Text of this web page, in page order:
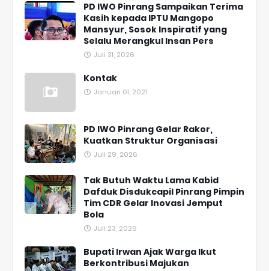
PD IWO Pinrang Sampaikan Terima
Kasih kepada IPTU Mangopo
Mansyur, Sosok Inspiratif yang
Selalu Merangkul Insan Pers
Juli 31, 2026
Kontak
Januari 01, 2021
PD IWO Pinrang Gelar Rakor,
Kuatkan Struktur Organisasi
Juli 29, 2026
Tak Butuh Waktu Lama Kabid
Dafduk Disdukcapil Pinrang Pimpin
Tim CDR Gelar Inovasi Jemput
Bola
Juli 23, 2026
Bupati Irwan Ajak Warga Ikut
Berkontribusi Majukan